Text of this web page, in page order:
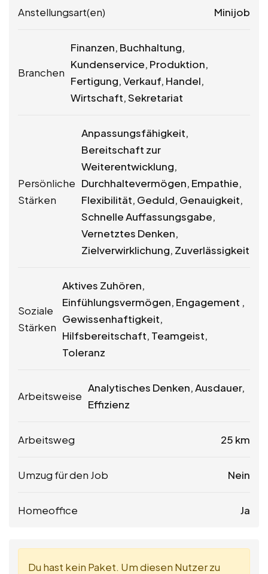
Anstellungsart(en) Minijob
Branchen
Finanzen, Buchhaltung,
Kundenservice, Produktion,
Fertigung, Verkauf, Handel,
Wirtschaft, Sekretariat
Persönliche
Stärken
Anpassungsfähigkeit,
Bereitschaft zur
Weiterentwicklung,
Durchhaltevermögen, Empathie,
Flexibilität, Geduld, Genauigkeit,
Schnelle Auffassungsgabe,
Vernetztes Denken,
Zielverwirklichung, Zuverlässigkeit
Soziale
Stärken
Aktives Zuhören,
Einfühlungsvermögen, Engagement ,
Gewissenhaftigkeit,
Hilfsbereitschaft, Teamgeist,
Toleranz
Arbeitsweise
Analytisches Denken, Ausdauer,
Effizienz
Arbeitsweg 25 km
Umzug für den Job Nein
Homeoffice Ja
Du hast kein Paket. Um diesen Nutzer zu